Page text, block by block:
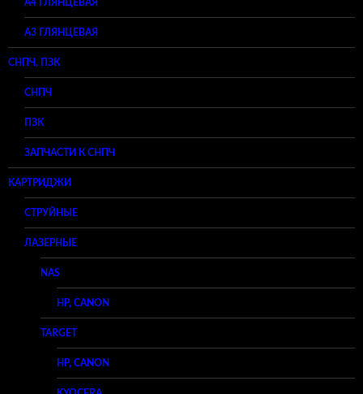
А4 ГЛЯНЦЕВАЯ
A3 ГЛЯНЦЕВАЯ
СНПЧ, ПЗК
СНПЧ
ПЗК
ЗАПЧАСТИ К СНПЧ
КАРТРИДЖИ
СТРУЙНЫЕ
ЛАЗЕРНЫЕ
NAS
HP, CANON
TARGET
HP, CANON